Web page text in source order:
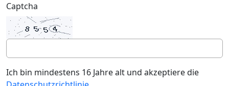
Captcha
Ich bin mindestens 16 Jahre alt und akzeptiere die